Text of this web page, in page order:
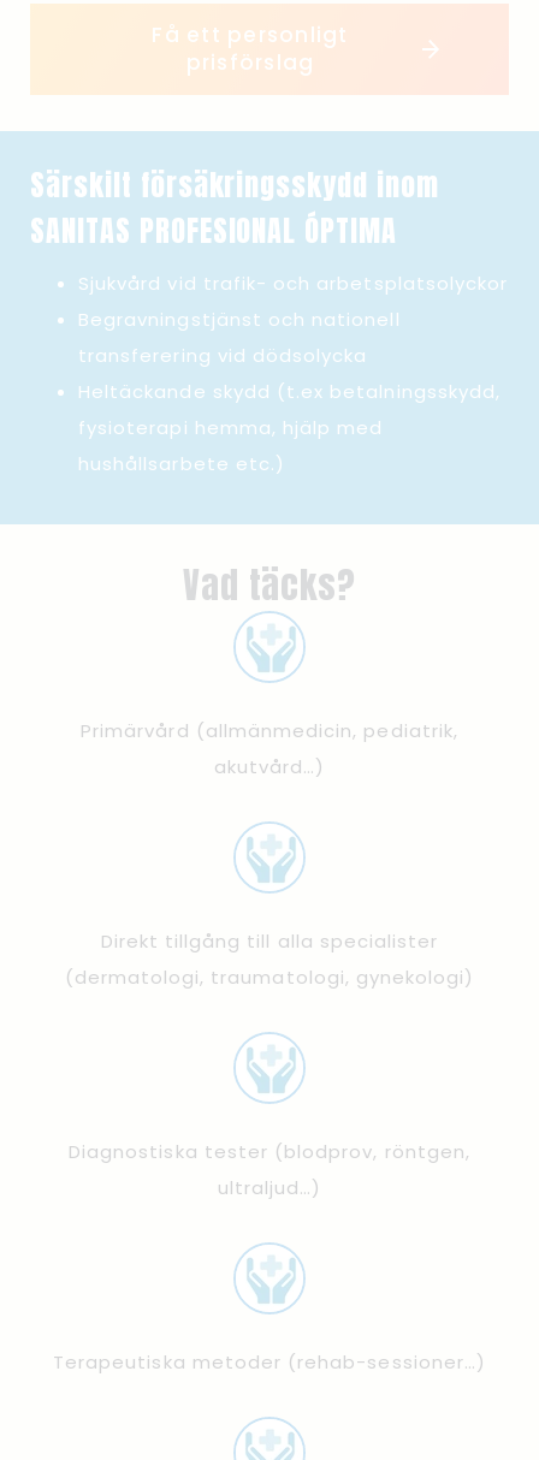
Få ett personligt
prisförslag
Särskilt försäkringsskydd inom
SANITAS PROFESIONAL ÓPTIMA
Sjukvård vid trafik- och arbetsplatsolyckor
Begravningstjänst och nationell
transferering vid dödsolycka
Heltäckande skydd (t.ex betalningsskydd,
fysioterapi hemma, hjälp med
hushållsarbete etc.)
Vad täcks?
Primärvård (allmänmedicin, pediatrik,
akutvård…)
Direkt tillgång till alla specialister
(dermatologi, traumatologi, gynekologi)
Diagnostiska tester (blodprov, röntgen,
ultraljud…)
Terapeutiska metoder (rehab-sessioner…)